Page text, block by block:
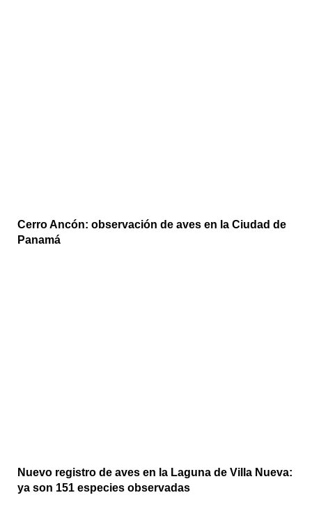
Cerro Ancón: observación de aves en la Ciudad de
Panamá
Nuevo registro de aves en la Laguna de Villa Nueva:
ya son 151 especies observadas